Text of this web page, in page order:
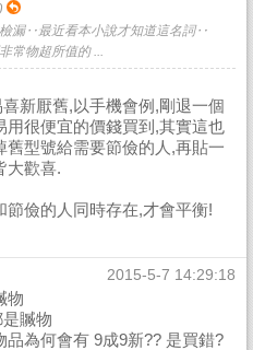
漏‥最近看本小說才知道這名詞‥
常物超所值的 ...
新厭舊,以手機會例,剛退一個
用很便宜的價錢買到,其實這也
舊型號給需要節儉的人,再貼一
大歡喜.
儉的人同時存在,才會平衡!
2015-5-7 14:29:18
物
贓物
品為何會有 9成9新?? 是買錯?